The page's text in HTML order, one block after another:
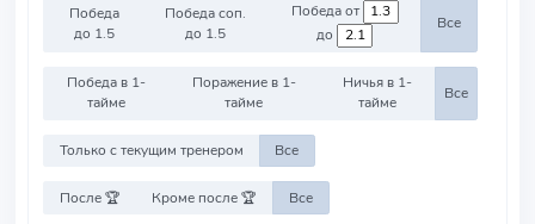
Победа
до 1.5
Победа соп.
до 1.5
Победа от
до
Все
Победа в 1-
тайме
Поражение в 1-
тайме
Ничья в 1-
тайме
Все
Только с текущим тренером Все
После 🏆 Кроме после 🏆 Все